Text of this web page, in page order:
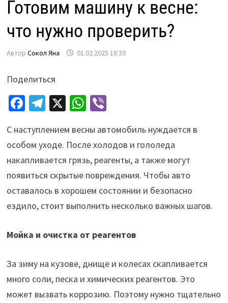
Готовим машину к весне:
что нужно проверить?
Автор Сокол Яна 01.02.2025 18:39
Поделиться
Fa
b
o
o
k
Te
gr
a
m
X W
at
sA
p
p
Vi
er
С наступлением весны автомобиль нуждается в
особом уходе. После холодов и гололеда
накапливается грязь, реагенты, а также могут
появиться скрытые повреждения. Чтобы авто
оставалось в хорошем состоянии и безопасно
ездило, стоит выполнить несколько важных шагов.
Мойка и очистка от реагентов
За зиму на кузове, днище и колесах скапливается
много соли, песка и химических реагентов. Это
может вызвать коррозию. Поэтому нужно тщательно